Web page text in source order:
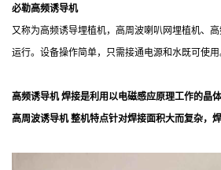
必勒高频诱导机
又称为高频诱导埋植机，高周波喇叭网埋植机、
运行。设备操作简单，只需接通电源和水既可使用
高频诱导机 焊接是利用以电磁感应原理工作的晶
高周波诱导机 整机特点针对焊接面积大而复杂，